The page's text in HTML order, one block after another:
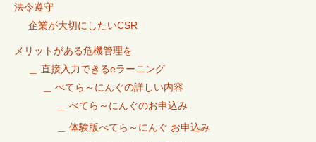
法令遵守
企業が大切にしたいCSR
メリットがある危機管理を
＿ 直接入力できるeラーニング
＿ べてら～にんぐの詳しい内容
＿ べてら～にんぐのお申込み
＿ 体験版べてら～にんぐ お申込み